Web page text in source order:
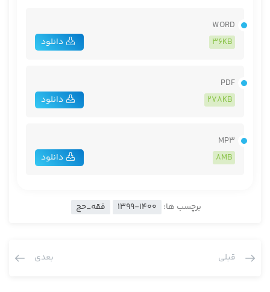
WORD
36KB
دانلود
PDF
278KB
دانلود
MP3
8MB
دانلود
برچسب ها: 1399-1400 فقه_حج
قبلی بعدی